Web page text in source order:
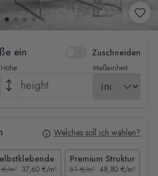
ein Zuschneiden
Höhe Maßeinheit
Welches soll ich wählen?
m² 37,60 €/m²
Premium Struktur
61 €/m² 48,80 €/m²